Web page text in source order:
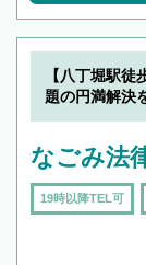
【八丁堀駅
題の円満解決
なごみ法
19時以降TEL可